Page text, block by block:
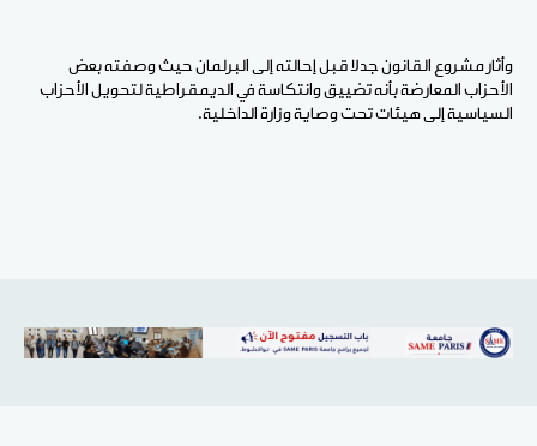
وأثار مشروع القانون جدلا قبل إحالته إلى البرلمان حيث وصفته بعض
الأحزاب المعارضة بأنه تضييق وانتكاسة في الديمقراطية لتحويل الأحزاب
السياسية إلى هيئات تحت وصاية وزارة الداخلية.